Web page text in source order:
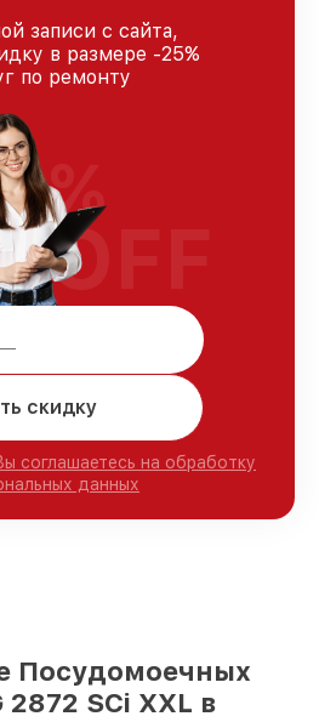
записи с сайта,
в размере -25%
по ремонту
скидку
соглашаетесь на обработку
данных
%
OFF
Посудомоечных
SCi XXL в